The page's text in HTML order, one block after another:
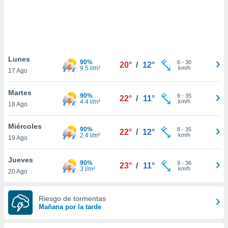
únicos
similares
este sitio
IP
de
posible
interés
a lo que
Para
Lunes
17 Ago
90%
9.5 l/m²
20° / 12° 6- 30
km/h
Martes
18 Ago
90%
4.4 l/m²
22° / 11° 9- 35
km/h
Miércoles
19 Ago
90%
2.4 l/m²
22° / 12° 8- 35
km/h
Jueves
20 Ago
90%
3 l/m²
23° / 11° 9- 36
km/h
Riesgo de tormentas
Mañana por la tarde